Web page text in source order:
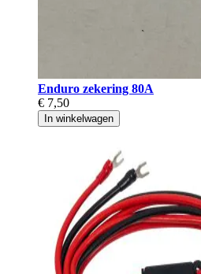
Enduro zekering 80A
€ 7,50
In winkelwagen